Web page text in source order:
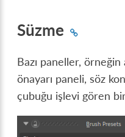
Süzme
Bazı paneller, örneğin
önayarı paneli, söz
çubuğu işlevi gören